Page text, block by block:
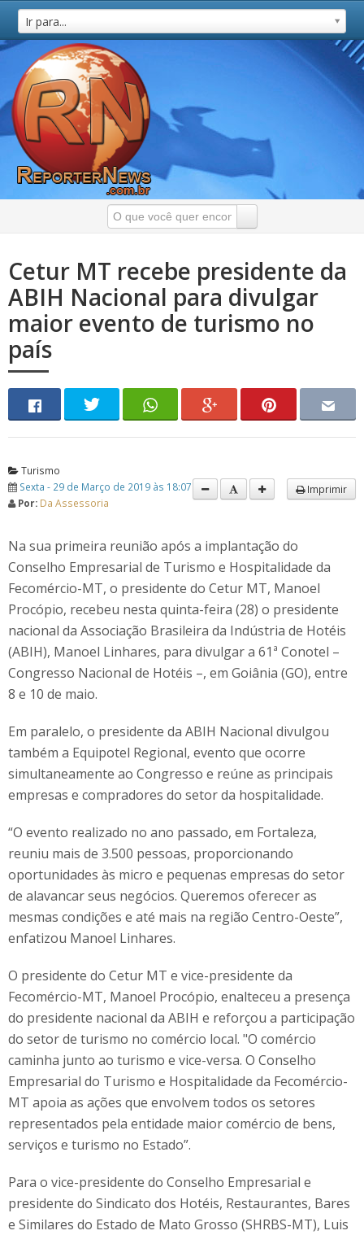
Ir para...
Cetur MT recebe presidente da
ABIH Nacional para divulgar
maior evento de turismo no
país
Turismo
Sexta - 29 de Março de 2019 às 18:07
Por: Da Assessoria
Imprimir
Na sua primeira reunião após a implantação do
Conselho Empresarial de Turismo e Hospitalidade da
Fecomércio-MT, o presidente do Cetur MT, Manoel
Procópio, recebeu nesta quinta-feira (28) o presidente
nacional da Associação Brasileira da Indústria de Hotéis
(ABIH), Manoel Linhares, para divulgar a 61ª Conotel –
Congresso Nacional de Hotéis –, em Goiânia (GO), entre
8 e 10 de maio.
Em paralelo, o presidente da ABIH Nacional divulgou
também a Equipotel Regional, evento que ocorre
simultaneamente ao Congresso e reúne as principais
empresas e compradores do setor da hospitalidade.
“O evento realizado no ano passado, em Fortaleza,
reuniu mais de 3.500 pessoas, proporcionando
oportunidades às micro e pequenas empresas do setor
de alavancar seus negócios. Queremos oferecer as
mesmas condições e até mais na região Centro-Oeste”,
enfatizou Manoel Linhares.
O presidente do Cetur MT e vice-presidente da
Fecomércio-MT, Manoel Procópio, enalteceu a presença
do presidente nacional da ABIH e reforçou a participação
do setor de turismo no comércio local. "O comércio
caminha junto ao turismo e vice-versa. O Conselho
Empresarial do Turismo e Hospitalidade da Fecomércio-
MT apoia as ações que envolvem todos os setores
representados pela entidade maior comércio de bens,
serviços e turismo no Estado”.
Para o vice-presidente do Conselho Empresarial e
presidente do Sindicato dos Hotéis, Restaurantes, Bares
e Similares do Estado de Mato Grosso (SHRBS-MT), Luis